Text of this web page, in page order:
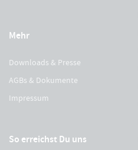
Mehr
Downloads & Presse
AGBs & Dokumente
Impressum
So erreichst Du uns